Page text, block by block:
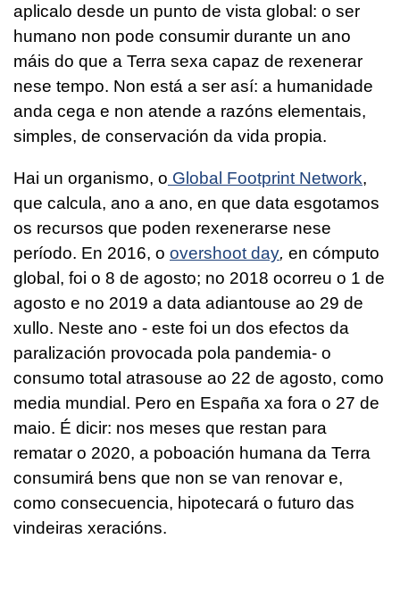
aplicalo desde un punto de vista global: o ser
humano non pode consumir durante un ano
máis do que a Terra sexa capaz de rexenerar
nese tempo. Non está a ser así: a humanidade
anda cega e non atende a razóns elementais,
simples, de conservación da vida propia.
Hai un organismo, o Global Footprint Network,
que calcula, ano a ano, en que data esgotamos
os recursos que poden rexenerarse nese
período. En 2016, o overshoot day, en cómputo
global, foi o 8 de agosto; no 2018 ocorreu o 1 de
agosto e no 2019 a data adiantouse ao 29 de
xullo. Neste ano - este foi un dos efectos da
paralización provocada pola pandemia- o
consumo total atrasouse ao 22 de agosto, como
media mundial. Pero en España xa fora o 27 de
maio. É dicir: nos meses que restan para
rematar o 2020, a poboación humana da Terra
consumirá bens que non se van renovar e,
como consecuencia, hipotecará o futuro das
vindeiras xeracións.